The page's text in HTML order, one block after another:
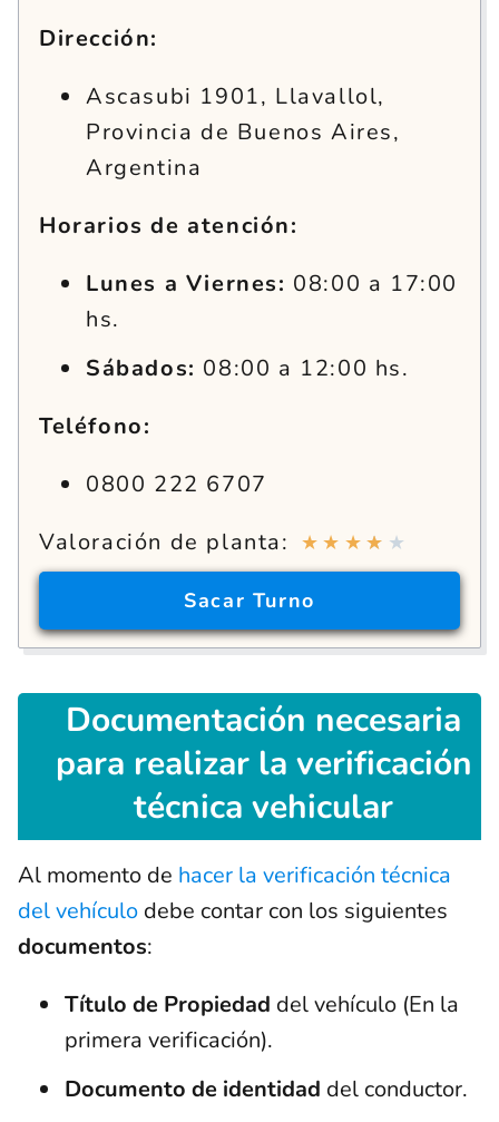
Dirección:
Ascasubi 1901, Llavallol,
Provincia de Buenos Aires,
Argentina
Horarios de atención:
Lunes a Viernes: 08:00 a 17:00
hs.
Sábados: 08:00 a 12:00 hs.
Teléfono:
0800 222 6707
Valoración de planta: ★ ★ ★ ★ ★
Sacar Turno
Documentación necesaria
para realizar la verificación
técnica vehicular
Al momento de hacer la verificación técnica
del vehículo debe contar con los siguientes
documentos:
Título de Propiedad del vehículo (En la
primera verificación).
Documento de identidad del conductor.